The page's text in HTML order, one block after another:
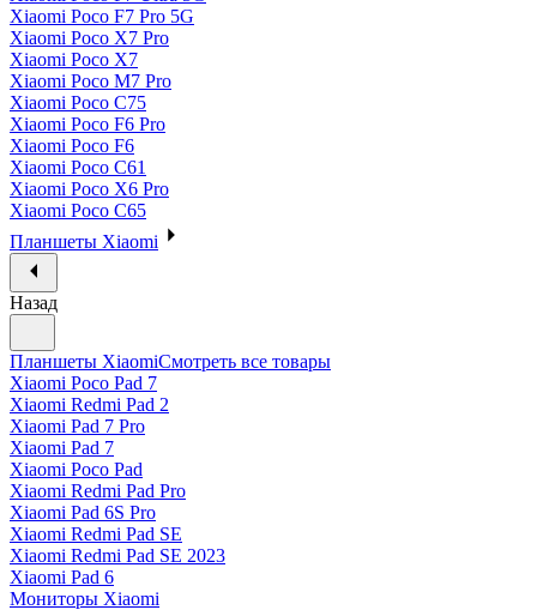
Xiaomi Poco F7 Pro 5G
Xiaomi Poco X7 Pro
Xiaomi Poco X7
Xiaomi Poco M7 Pro
Xiaomi Poco C75
Xiaomi Poco F6 Pro
Xiaomi Poco F6
Xiaomi Poco C61
Xiaomi Poco X6 Pro
Xiaomi Poco C65
Планшеты Xiaomi
Назад
Планшеты XiaomiСмотреть все товары
Xiaomi Poco Pad 7
Xiaomi Redmi Pad 2
Xiaomi Pad 7 Pro
Xiaomi Pad 7
Xiaomi Poco Pad
Xiaomi Redmi Pad Pro
Xiaomi Pad 6S Pro
Xiaomi Redmi Pad SE
Xiaomi Redmi Pad SE 2023
Xiaomi Pad 6
Мониторы Xiaomi